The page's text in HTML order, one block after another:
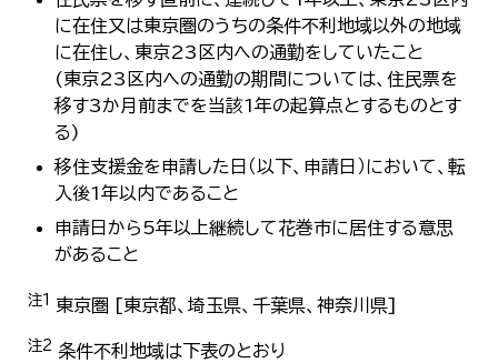
に在住又は東京圏のうちの条件不利地域以外の地域
に在住し、東京23区内への通勤をしていたこと
(東京23区内への通勤の期間については、住民票を
移す3か月前までを当該1年の起算点とするものとす
る)
移住支援金を申請した日（以下、申請日）において、転
入後1年以内であること
申請日から5年以上継続して花巻市に居住する意思
があること
注1 東京圏 [東京都、埼玉県、千葉県、神奈川県]
注2 条件不利地域は下表のとおり